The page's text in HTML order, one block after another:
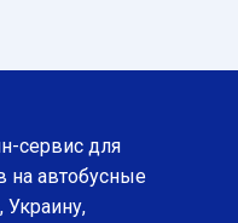
сервис для
на автобусные